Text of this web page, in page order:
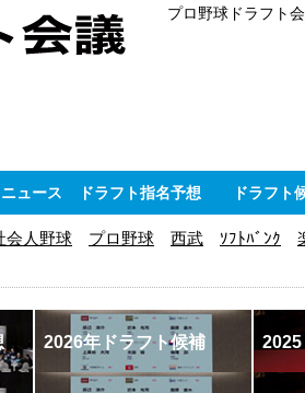
プロ野球ドラフト
ュース ドラフト指名予想 ドラフト
会人野球 プロ野球 西武 ｿﾌﾄﾊﾞﾝｸ
2026年ドラフト候補 2025